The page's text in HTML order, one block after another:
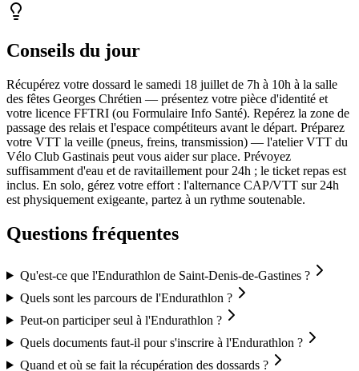
Conseils du jour
Récupérez votre dossard le samedi 18 juillet de 7h à 10h à la salle
des fêtes Georges Chrétien — présentez votre pièce d'identité et
votre licence FFTRI (ou Formulaire Info Santé). Repérez la zone de
passage des relais et l'espace compétiteurs avant le départ. Préparez
votre VTT la veille (pneus, freins, transmission) — l'atelier VTT du
Vélo Club Gastinais peut vous aider sur place. Prévoyez
suffisamment d'eau et de ravitaillement pour 24h ; le ticket repas est
inclus. En solo, gérez votre effort : l'alternance CAP/VTT sur 24h
est physiquement exigeante, partez à un rythme soutenable.
Questions fréquentes
Qu'est-ce que l'Endurathlon de Saint-Denis-de-Gastines ?
Quels sont les parcours de l'Endurathlon ?
Peut-on participer seul à l'Endurathlon ?
Quels documents faut-il pour s'inscrire à l'Endurathlon ?
Quand et où se fait la récupération des dossards ?